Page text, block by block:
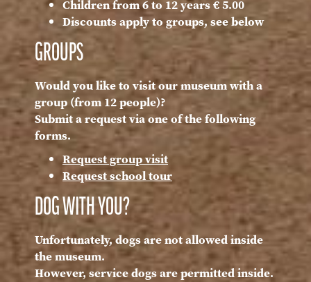
Children from 6 to 12 years € 5.00
Discounts apply to groups, see below
GROUPS
Would you like to visit our museum with a
group (from 12 people)?
Submit a request via one of the following
forms.
Request group visit
Request school tour
DOG WITH YOU?
Unfortunately, dogs are not allowed inside
the museum.
However, service dogs are permitted inside.